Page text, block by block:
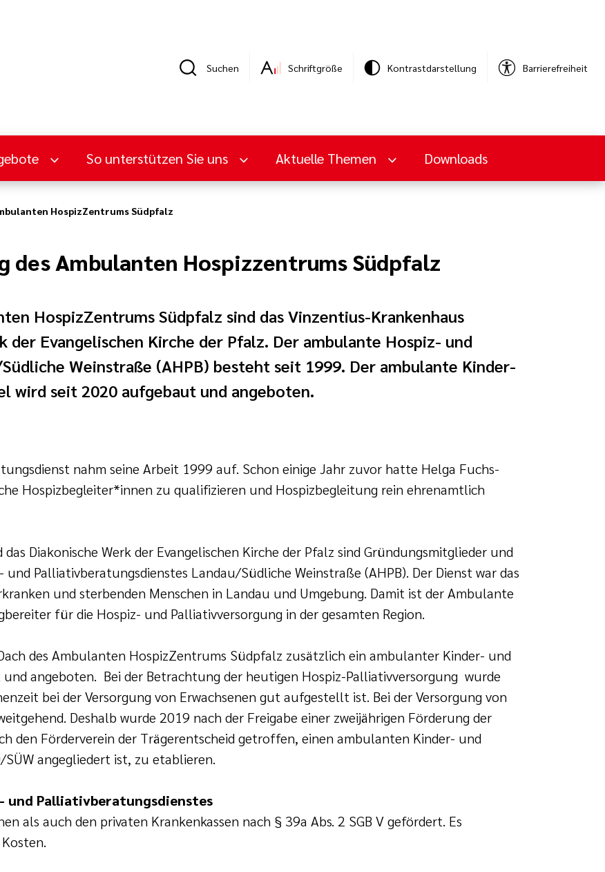
Suchen Schriftgröße Kontrastdarstellung Barrierefreiheit
So unterstützen Sie uns Aktuelle Themen Downloads
HospizZentrums Südpfalz
des Ambulanten Hospizzentrums Südpfalz
HospizZentrums Südpfalz sind das Vinzentius-Krankenhaus
der Evangelischen Kirche der Pfalz. Der ambulante Hospiz- und
Weinstraße (AHPB) besteht seit 1999. Der ambulante Kinder-
wird seit 2020 aufgebaut und angeboten.
nahm seine Arbeit 1999 auf. Schon einige Jahr zuvor hatte Helga Fuchs-
Hospizbegleiter*innen zu qualifizieren und Hospizbegleitung rein ehrenamtlich
Diakonische Werk der Evangelischen Kirche der Pfalz sind Gründungsmitglieder und
Palliativberatungsdienstes Landau/Südliche Weinstraße (AHPB). Der Dienst war das
und sterbenden Menschen in Landau und Umgebung. Damit ist der Ambulante
für die Hospiz- und Palliativversorgung in der gesamten Region.
des Ambulanten HospizZentrums Südpfalz zusätzlich ein ambulanter Kinder- und
angeboten. Bei der Betrachtung der heutigen Hospiz-Palliativversorgung wurde
bei der Versorgung von Erwachsenen gut aufgestellt ist. Bei der Versorgung von
Deshalb wurde 2019 nach der Freigabe einer zweijährigen Förderung der
den Förderverein der Trägerentscheid getroffen, einen ambulanten Kinder- und
SÜW angegliedert ist, zu etablieren.
und Palliativberatungsdienstes
als auch den privaten Krankenkassen nach § 39a Abs. 2 SGB V gefördert. Es